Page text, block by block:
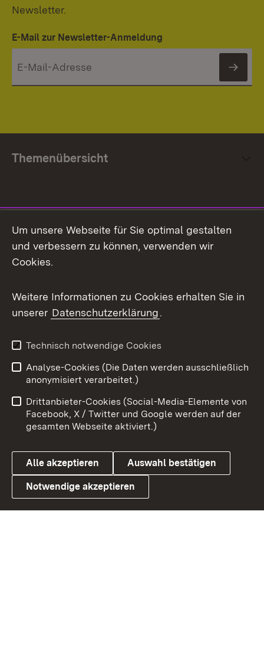
Newsletter.
E-Mail zur Newsletter-Anmeldung
Themenübersicht
Facebook
X / Twitter
Youtube
Link zum Landesportal
Impressum
Kontakt
Barrierefreiheit
Datenschutz
Cookies
Um unsere Webseite für Sie optimal gestalten
und verbessern zu können, verwenden wir
Cookies.
Weitere Informationen zu Cookies erhalten Sie in
unserer Datenschutzerklärung.
Technisch notwendige Cookies
Analyse-Cookies (Die Daten werden ausschließlich
anonymisiert verarbeitet.)
Drittanbieter-Cookies (Social-Media-Elemente von
Facebook, X / Twitter und Google werden auf der
gesamten Webseite aktiviert.)
Alle akzeptieren Auswahl bestätigen
Notwendige akzeptieren